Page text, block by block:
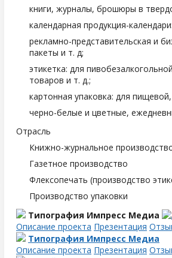
книги, журналы, брошюры в
календарная продукция-
рекламно-представительская и
пакеты и т. д;
этикетка: для
товаров и т. д.;
картонная упаковка: для
черно-белые и цветные,
Отрасль
Книжно-журнальное
Газетное производство
Флексопечать (производство
Производство упаковки
Типография Импресс Медиа
Описание проекта Презентация
Типография Импресс Медиа
Описание проекта Презентация